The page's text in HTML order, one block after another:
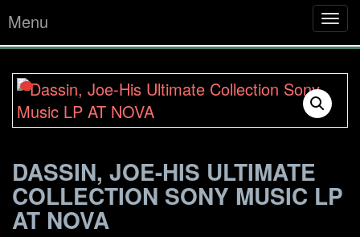
Menu
DASSIN, JOE-HIS ULTIMATE
COLLECTION SONY MUSIC LP
AT NOVA